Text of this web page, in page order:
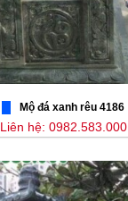
Mộ đá xanh rêu 4186
Liên hệ: 0982.583.000